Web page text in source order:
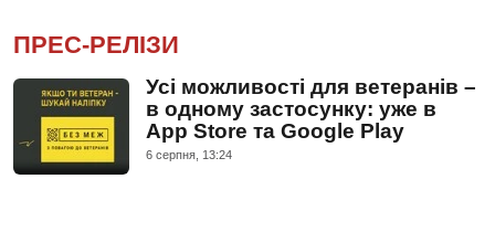
ПРЕС-РЕЛІЗИ
Усі можливості для ветеранів –
в одному застосунку: уже в
App Store та Google Play
6 серпня, 13:24